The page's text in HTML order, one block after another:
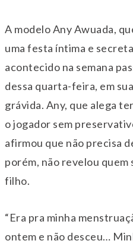
A modelo Any Awuada,
uma festa íntima e
acontecido na semana
dessa quarta-feira, em
grávida. Any, que alega
o jogador sem
afirmou que não precisa
porém, não revelou quem
filho.
“Era pra minha
ontem e não desceu…